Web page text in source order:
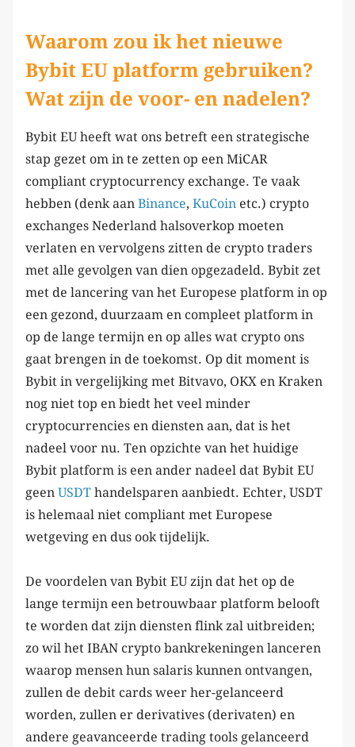
Waarom zou ik het nieuwe
Bybit EU platform gebruiken?
Wat zijn de voor- en nadelen?
Bybit EU heeft wat ons betreft een strategische
stap gezet om in te zetten op een MiCAR
compliant cryptocurrency exchange. Te vaak
hebben (denk aan Binance, KuCoin etc.) crypto
exchanges Nederland halsoverkop moeten
verlaten en vervolgens zitten de crypto traders
met alle gevolgen van dien opgezadeld. Bybit zet
met de lancering van het Europese platform in op
een gezond, duurzaam en compleet platform in
op de lange termijn en op alles wat crypto ons
gaat brengen in de toekomst. Op dit moment is
Bybit in vergelijking met Bitvavo, OKX en Kraken
nog niet top en biedt het veel minder
cryptocurrencies en diensten aan, dat is het
nadeel voor nu. Ten opzichte van het huidige
Bybit platform is een ander nadeel dat Bybit EU
geen USDT handelsparen aanbiedt. Echter, USDT
is helemaal niet compliant met Europese
wetgeving en dus ook tijdelijk.
De voordelen van Bybit EU zijn dat het op de
lange termijn een betrouwbaar platform belooft
te worden dat zijn diensten flink zal uitbreiden;
zo wil het IBAN crypto bankrekeningen lanceren
waarop mensen hun salaris kunnen ontvangen,
zullen de debit cards weer her-gelanceerd
worden, zullen er derivatives (derivaten) en
andere geavanceerde trading tools gelanceerd